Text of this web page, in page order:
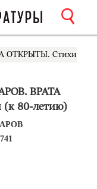
ОТКРЫТЫ. Стихи
ВРАТА
80-летию)